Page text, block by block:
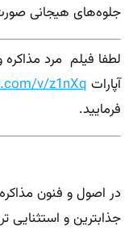
جلوه‌های هیجانی
لطفا فیلم مرد مذاکره
آپارات v/z1nXq
فرمایید.
در اصول و فنون
جذابترین و استثنایی